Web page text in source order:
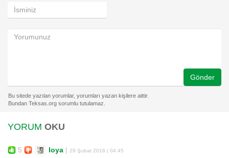
Gönder
YORUM OKU
5 loya 29 Şubat 2016 | 04:45